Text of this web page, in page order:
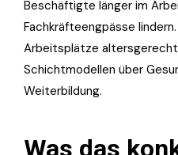
Beschäftigte länger im
Fachkräfteengpässe
Arbeitsplätze
Schichtmodellen über
Weiterbildung.
Was das